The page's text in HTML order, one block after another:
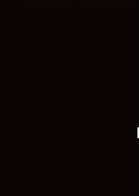
Ремонт видеокарты
Ремонт видеокарты